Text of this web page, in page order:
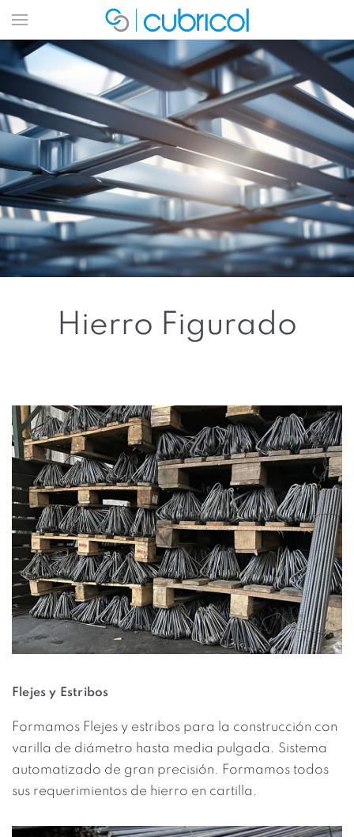
Hierro Figurado
Flejes y Estribos
Formamos Flejes y estribos para la construcción con
varilla de diámetro hasta media pulgada. Sistema
automatizado de gran precisión. Formamos todos
sus requerimientos de hierro en cartilla.